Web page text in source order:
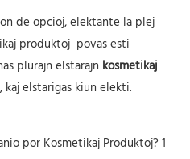
de opcioj, elektante la plej
produktoj povas esti
plurajn elstarajn kosmetikaj
kaj elstarigas kiun elekti.